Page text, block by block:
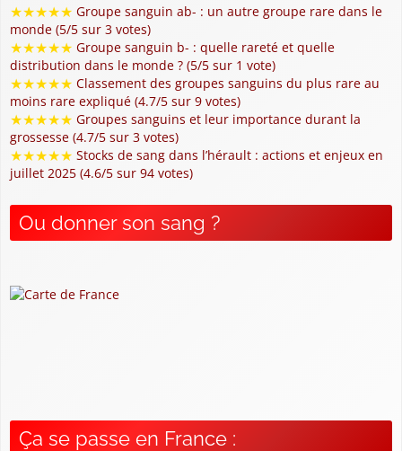
★★★★★ Groupe sanguin ab- : un autre groupe rare dans le
monde (5/5 sur 3 votes)
★★★★★ Groupe sanguin b- : quelle rareté et quelle
distribution dans le monde ? (5/5 sur 1 vote)
★★★★★ Classement des groupes sanguins du plus rare au
moins rare expliqué (4.7/5 sur 9 votes)
★★★★★ Groupes sanguins et leur importance durant la
grossesse (4.7/5 sur 3 votes)
★★★★★ Stocks de sang dans l’hérault : actions et enjeux en
juillet 2025 (4.6/5 sur 94 votes)
Ou donner son sang ?
Ça se passe en France :